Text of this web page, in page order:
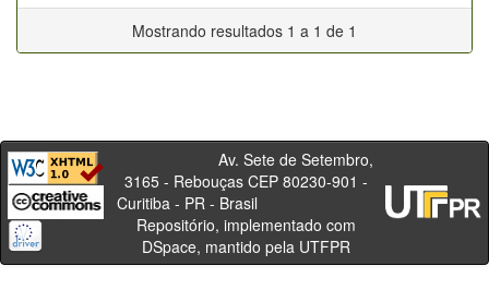
Mostrando resultados 1 a 1 de 1
Av. Sete de Setembro,
3165 - Rebouças CEP 80230-901 -
Curitiba - PR - Brasil
Repositório, implementado com
DSpace, mantido pela UTFPR